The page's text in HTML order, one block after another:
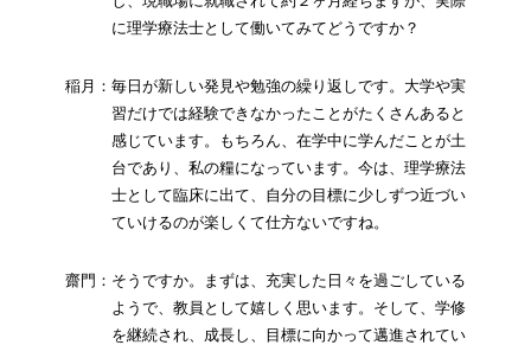
に理学療法士として働いてみてどうですか？
稲月：毎日が新しい発見や勉強の繰り返しです。大学や実
習だけでは経験できなかったことがたくさんあると
感じています。もちろん、在学中に学んだことが土
台であり、私の糧になっています。今は、理学療法
士として臨床に出て、自分の目標に少しずつ近づい
ていけるのが楽しくて仕方ないですね。
齋門：そうですか。まずは、充実した日々を過ごしている
ようで、教員として嬉しく思います。そして、学修
を継続され、成長し、目標に向かって邁進されてい